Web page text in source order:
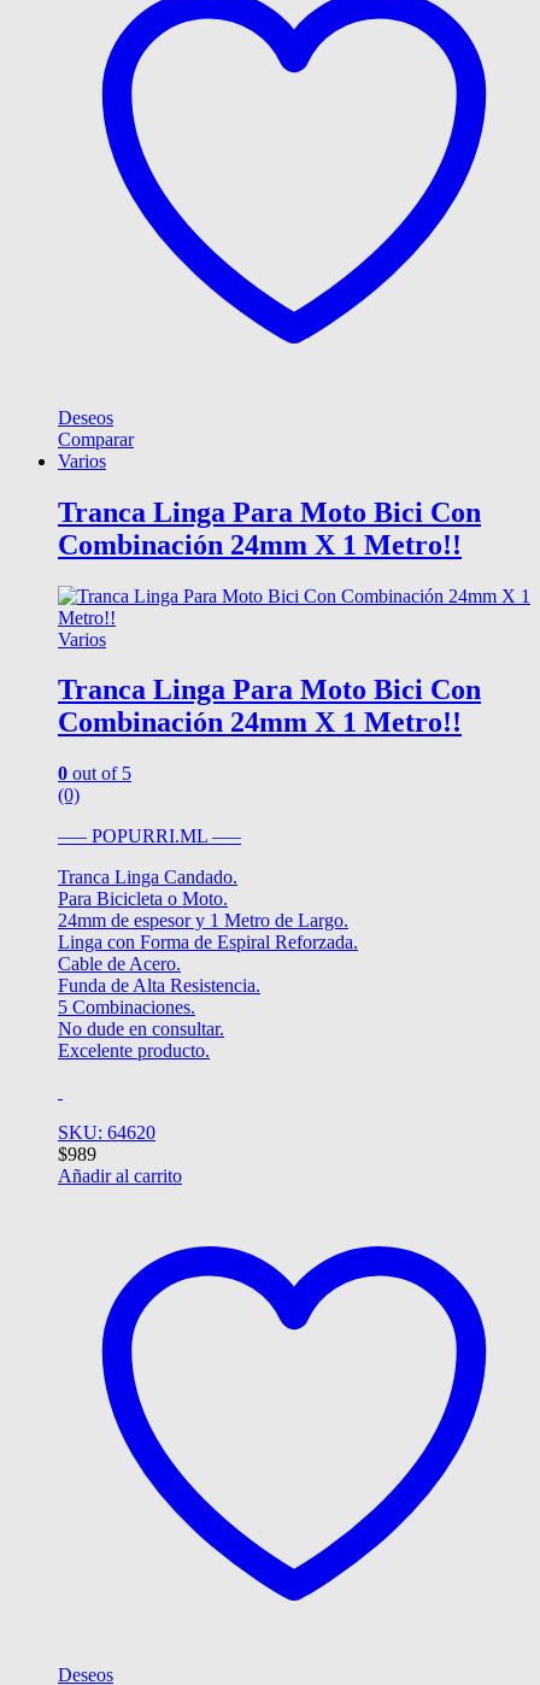
Deseos
Comparar
Varios
Tranca Linga Para Moto Bici Con
Combinación 24mm X 1 Metro!!
Varios
Tranca Linga Para Moto Bici Con
Combinación 24mm X 1 Metro!!
0 out of 5
(0)
—– POPURRI.ML —–
Tranca Linga Candado.
Para Bicicleta o Moto.
24mm de espesor y 1 Metro de Largo.
Linga con Forma de Espiral Reforzada.
Cable de Acero.
Funda de Alta Resistencia.
5 Combinaciones.
No dude en consultar.
Excelente producto.
SKU: 64620
$989
Añadir al carrito
Deseos